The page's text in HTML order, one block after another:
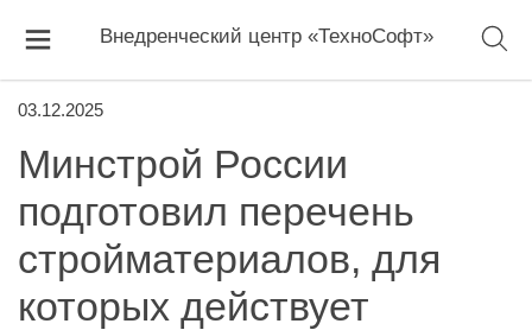
Внедренческий центр «ТехноСофт»
03.12.2025
Минстрой России
подготовил перечень
стройматериалов, для
которых действует